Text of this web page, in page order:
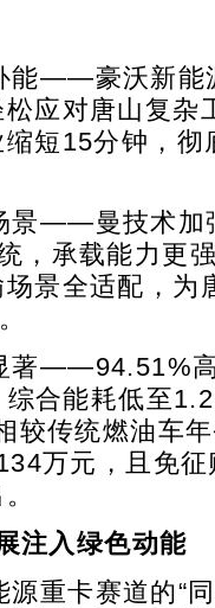
能——豪沃新能
应对唐山复杂
短15分钟，彻
景——曼技术加
，承载能力更
景全适配，为
著——94.51%
合能耗低至
较传统燃油车
万元，且免
注入绿色动能
源重卡赛道的“